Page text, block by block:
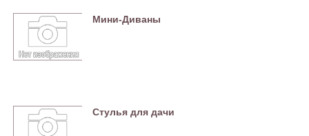
Мини-Диваны
Стулья для дачи